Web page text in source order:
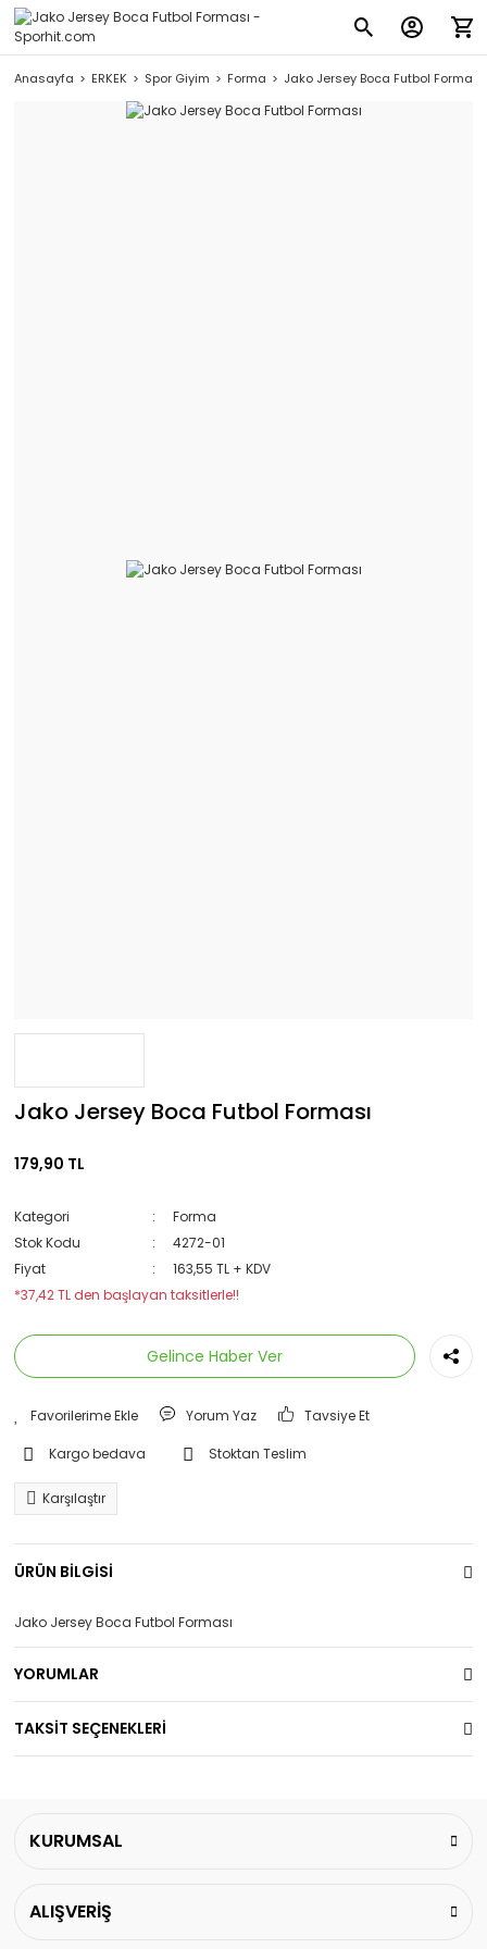
Anasayfa ERKEK Spor Giyim Forma Jako Jersey Boca Futbol Forması
Jako Jersey Boca Futbol Forması
179,90 TL
Kategori
Forma
Stok Kodu
4272-01
Fiyat
163,55 TL + KDV
*37,42 TL den başlayan taksitlerle!!
Gelince Haber Ver
Yorum Yaz Tavsiye Et
Kargo bedava Stoktan Teslim
Karşılaştır
ÜRÜN BİLGİSİ
Jako Jersey Boca Futbol Forması
YORUMLAR
TAKSİT SEÇENEKLERİ
KURUMSAL
ALIŞVERİŞ